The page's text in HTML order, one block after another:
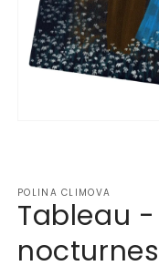
une
fenêtre
modale
POLINA CLIMOVA
Tableau
nocturnes